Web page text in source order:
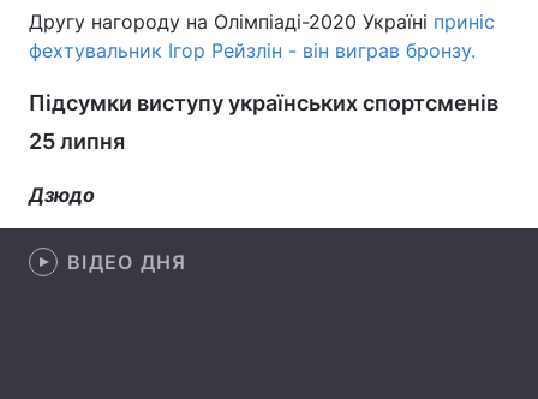
Економіка Світ
Техно і зв'язок
Другу нагороду на Олімпіаді-2020 Україні приніс
фехтувальник Ігор Рейзлін - він виграв бронзу.
Підсумки виступу українських спортсменів
25 липня
Дзюдо
ВІДЕО ДНЯ